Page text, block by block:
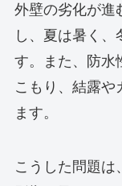
外壁の劣化が進
し、夏は暑く、
す。また、防水
こもり、結露や
ます。
こうした問題は